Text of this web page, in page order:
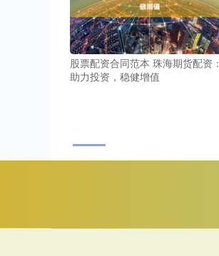
股票配资合同范本 珠海期货配资：
助力投资，稳健增值